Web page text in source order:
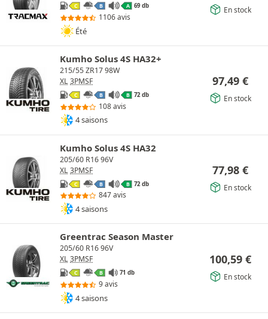
C B A 69 db
1106 avis
Été
En stock
Kumho Solus 4S HA32+
215/55 ZR17 98W
XL 3PMSF
C B B 72 db
108 avis
4 saisons
97,49 €
En stock
Kumho Solus 4S HA32
205/60 R16 96V
XL 3PMSF
C B B 72 db
847 avis
4 saisons
77,98 €
En stock
Greentrac Season Master
205/60 R16 96V
XL 3PMSF
C B 71 db
9 avis
4 saisons
100,59 €
En stock